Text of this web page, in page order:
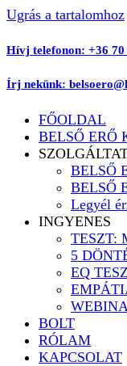
Ugrás a tartalomhoz
Hívj telefonon: +36 70
Írj nekünk:
FŐOLDAL
BELSŐ ERŐ
BELSŐ
BELSŐ
Legyél
INGYENES
TESZT:
5
EQ
BOLT
RÓLAM
KAPCSOLAT